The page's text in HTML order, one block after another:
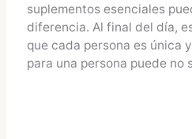
suplementos esenciales
diferencia. Al final del día,
que cada persona es única
para una persona puede no